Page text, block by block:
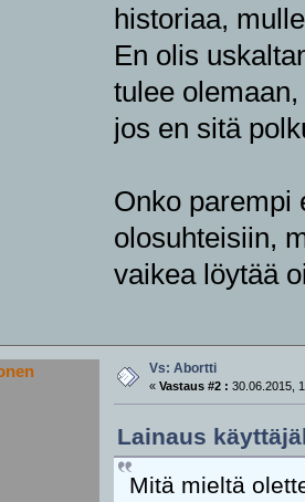
historiaa,
En olis
tulee
jos en sitä
Onko parempi
olosuhteisiin,
vaikea löytää
Vs: Abortti
« Vastaus #2 : 30.06.2015,
Lainaus
Mitä mieltä